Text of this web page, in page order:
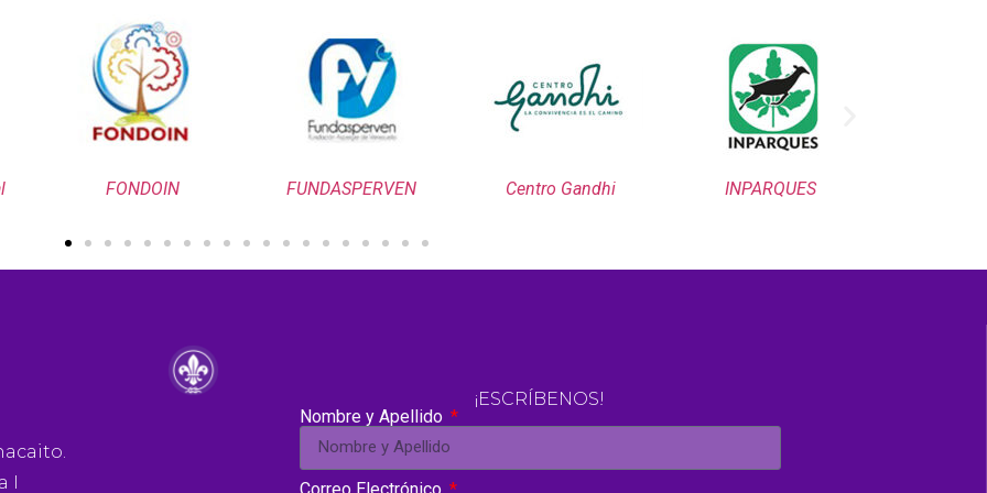
FONDOIN FUNDASPERVEN Centro Gandhi INPARQUES
I
¡ESCRÍBENOS!
Nombre y Apellido
Correo Electrónico